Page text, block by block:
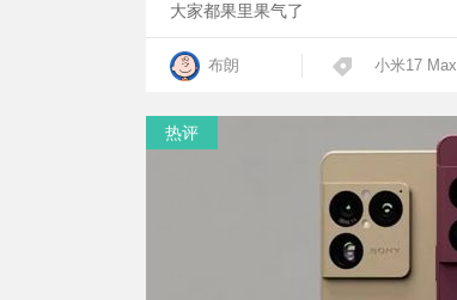
大家都果里果气了
布朗 小米17 Max
热评